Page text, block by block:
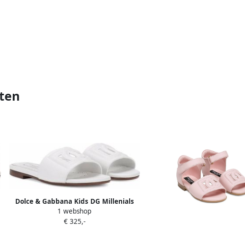
Dolce & Gabbana Kids DG Millenials
leren sandalen Wit
1 webshop
€ 325,-